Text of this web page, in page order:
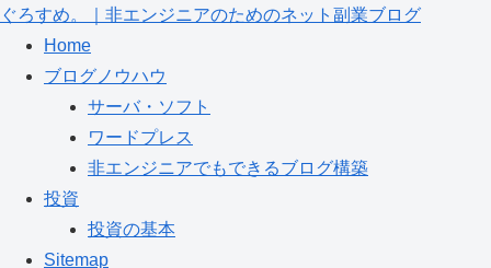
ぐろすめ。｜非エンジニアのためのネット副業ブログ
Home
ブログノウハウ
サーバ・ソフト
ワードプレス
非エンジニアでもできるブログ構築
投資
投資の基本
Sitemap